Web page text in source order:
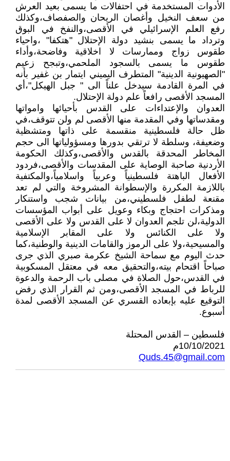
الأدوات المستخدمة في احتفالات ما يسمى بعيد العرش
من سعف النخيل وأغصان الريحان والصفصاف،وكذلك
رفع العلم الإسرائيلي في الأقصى،والنفخ في البوق
وترداد ما يسمى بنشيد دولة الإحتلال "هتكفا" ،واحياء
طقوس زواج وممارسات لا اخلاقية وفاضحة،وأداء
طقوس ما يسمى بالسجود الملحمي،وتبجح زعيم
"الصهيونية الدينية" المتطرف اليميني ايتمار بن غفير بأنه
في المرة القادمة سيدخل علناً الى " جبل الهيكل"،أي
المسجد الأقصى رافعاً علم دولة الإحتلال.
العدوان والإعتداءات على القدس بأحيائها وامواتها
ومقدساتها وفي المقدمة منها الأقصى لم ولن تتوقف،في
ظل حالة فلسطينية منقسمة على ذاتها ومتشظية
وضعيفة، وسلطة لا ترتقي بدورها ومسؤولياتها الى حجم
المخاطر المحدقة بالقدس والأقصى،وكذلك الحكومة
الأردنية صاحبة الوصاية على المقدسات والأقصى،فردود
الأفعال الباهتة فلسطينياً وعربياً واسلامياً،والمكتفية
باللازمة المكررة والإسطوانة المشروخة والتي لم تعد
مقنعة لطفل فلسطيني،من بيانات شجب واستنكار
ومذكرات احتجاج وبكاء وعويل على أبواب المؤسسات
الدولية،لن تلجم العدوان لا على القدس ولا على الأقصى
ولا على الكنائس ولا على المقابر الإسلامية
والمسيحية،ولا على الرموز والقامات الدينية والوطنية،كما
حدث اليوم مع سماحة الشيخ عكرمة صبري الذي جرى
صباحاً اقتحام بيته،والتحقيق معه في معتقل المسكوبية
في القدس،حول الصلاة في مصلى باب الرحمة والدعوة
للرباط في المسجد الأقصى،ومن ثم القرار الذي رفض
التوقيع عليه بإبعاده القسري عن المسجد الأقصى لمدة
أسبوع.
فلسطين – القدس المحتلة
10/10/2021م
Quds.45@gmail.com